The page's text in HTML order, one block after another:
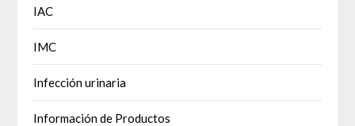
IAC
IMC
Infección urinaria
Información de Productos